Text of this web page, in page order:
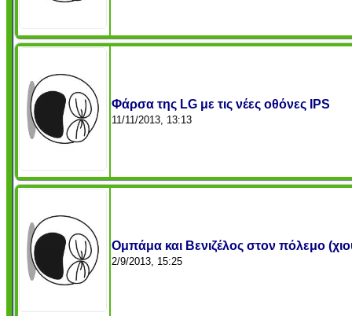
Φάρσα της LG με τις νέες οθόνες IPS
11/11/2013, 13:13
Ομπάμα και Βενιζέλος στον πόλεμο
2/9/2013, 15:25